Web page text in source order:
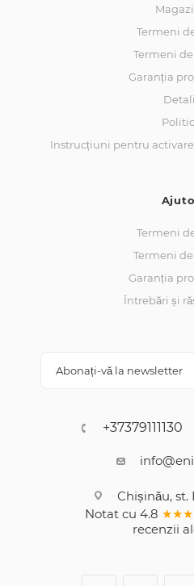
Termeni
Termeni
Garanția
Instrucțiuni pentru
Termeni
Termeni
Garanția
Întrebări și
Abonați-vă la newsletter
+37379111130
Chișinău, st.
Notat cu 4.8
recenzii